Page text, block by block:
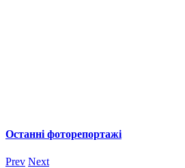
Останні фоторепортажі
Prev Next